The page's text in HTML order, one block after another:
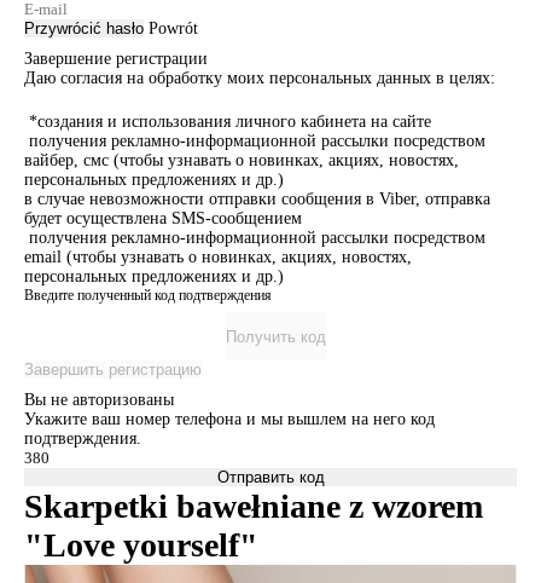
Przywrócić hasło Powrót
Завершение регистрации
Даю согласия на обработку моих персональных данных в целях:
*создания и использования личного кабинета на сайте
получения рекламно-информационной рассылки посредством
вайбер, смс (чтобы узнавать о новинках, акциях, новостях,
персональных предложениях и др.)
в случае невозможности отправки сообщения в Viber, отправка
будет осуществлена SMS-сообщением
получения рекламно-информационной рассылки посредством
email (чтобы узнавать о новинках, акциях, новостях,
персональных предложениях и др.)
Введите полученный код подтверждения
Получить код
Завершить регистрацию
Вы не авторизованы
Укажите ваш номер телефона и мы вышлем на него код
подтверждения.
Отправить код
Skarpetki bawełniane z wzorem
"Love yourself"